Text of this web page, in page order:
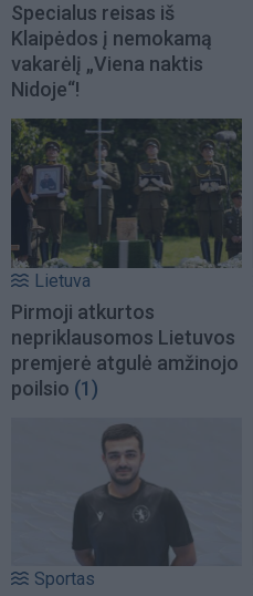
Specialus reisas iš
Klaipėdos į nemokamą
vakarėlį „Viena naktis
Nidoje“!
Lietuva
Pirmoji atkurtos
nepriklausomos Lietuvos
premjerė atgulė amžinojo
poilsio (1)
Sportas